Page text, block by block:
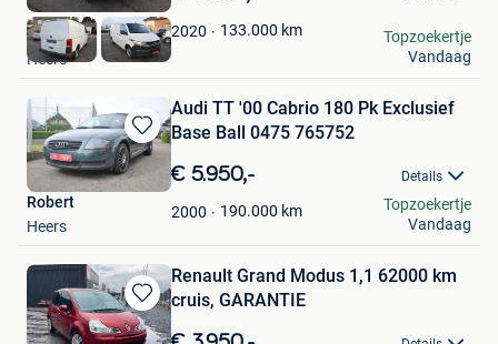
Mijn
Favorieten
2020 133.000 km
Robert
Heers
Topzoekertje
Vandaag
Bewaren
in
Mijn
Favorieten
Audi TT '00 Cabrio 180 Pk Exclusief
Base Ball 0475 765752
€ 5.950,- Details
2000 190.000 km
Robert
Heers
Topzoekertje
Vandaag
Bewaren
in
Renault Grand Modus 1,1 62000 km
cruis, GARANTIE